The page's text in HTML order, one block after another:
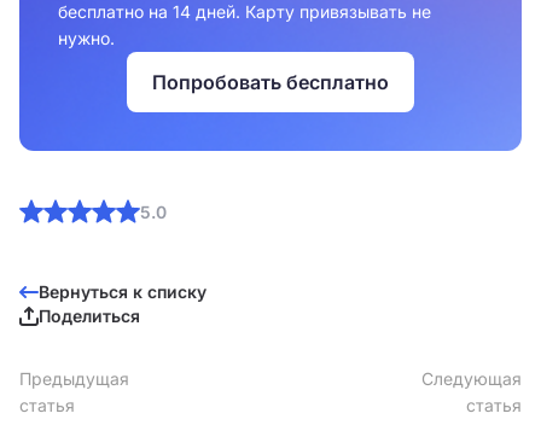
бесплатно на 14 дней. Карту привязывать не
нужно.
Попробовать бесплатно
5.0
Вернуться к списку
Поделиться
Предыдущая
статья
Следующая
статья